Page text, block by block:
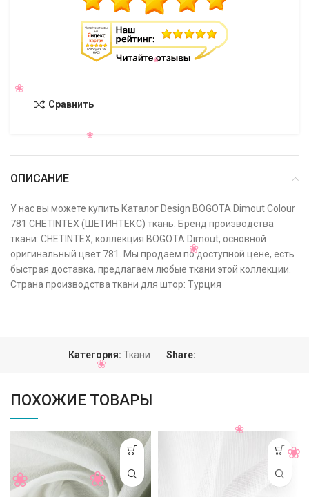
Сравнить
ОПИСАНИЕ
У нас вы можете купить Каталог Design BOGOTA Dimout Colour
781 CHETINTEX (ШЕТИНТЕКС) ткань. Бренд производства
ткани: CHETINTEX, коллекция BOGOTA Dimout, основной
оригинальный цвет 781. Мы продаем по доступной цене, есть
быстрая доставка, предлагаем любые ткани этой коллекции.
Страна производства ткани для штор: Турция
Категория: Ткани Share:
ПОХОЖИЕ ТОВАРЫ